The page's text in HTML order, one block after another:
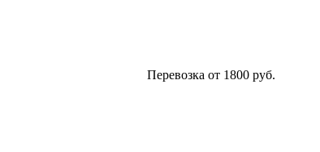
Перевозка от 1800 руб.